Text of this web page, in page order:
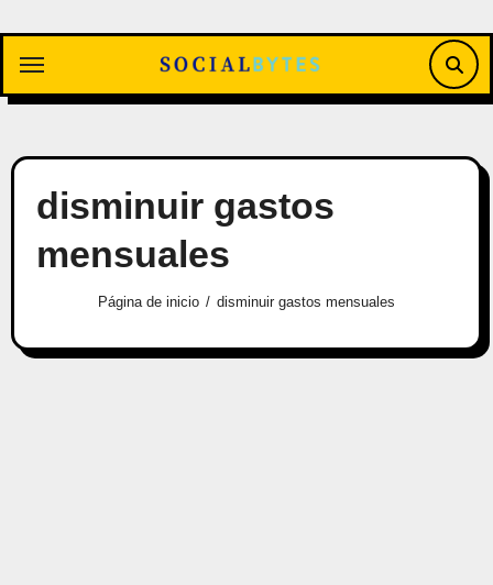
contenido
disminuir gastos
mensuales
Página de inicio disminuir gastos mensuales